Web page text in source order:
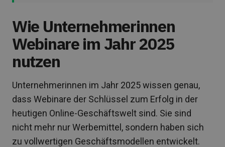
Wie Unternehmerinnen
Webinare im Jahr 2025
nutzen
Unternehmerinnen im Jahr 2025 wissen genau,
dass Webinare der Schlüssel zum Erfolg in der
heutigen Online-Geschäftswelt sind. Sie sind
nicht mehr nur Werbemittel, sondern haben sich
zu vollwertigen Geschäftsmodellen entwickelt.